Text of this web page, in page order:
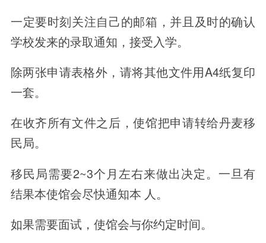
一定要时刻关注自己的邮箱，并且及时的确认
学校发来的录取通知，接受入学。
除两张申请表格外，请将其他文件用A4纸复印
一套。
在收齐所有文件之后，使馆把申请转给丹麦移
民局。
移民局需要2~3个月左右来做出决定。一旦有
结果本使馆会尽快通知本 人。
如果需要面试，使馆会与你约定时间。